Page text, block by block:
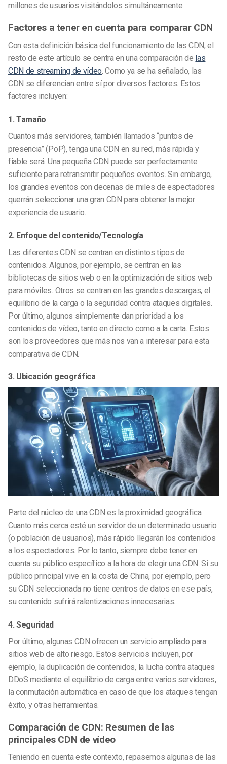
millones de usuarios visitándolos simultáneamente.
Factores a tener en cuenta para comparar CDN
Con esta definición básica del funcionamiento de las CDN, el
resto de este artículo se centra en una comparación de las
CDN de streaming de vídeo. Como ya se ha señalado, las
CDN se diferencian entre sí por diversos factores. Estos
factores incluyen:
1. Tamaño
Cuantos más servidores, también llamados “puntos de
presencia” (PoP), tenga una CDN en su red, más rápida y
fiable será. Una pequeña CDN puede ser perfectamente
suficiente para retransmitir pequeños eventos. Sin embargo,
los grandes eventos con decenas de miles de espectadores
querrán seleccionar una gran CDN para obtener la mejor
experiencia de usuario.
2. Enfoque del contenido/Tecnología
Las diferentes CDN se centran en distintos tipos de
contenidos. Algunos, por ejemplo, se centran en las
bibliotecas de sitios web o en la optimización de sitios web
para móviles. Otros se centran en las grandes descargas, el
equilibrio de la carga o la seguridad contra ataques digitales.
Por último, algunos simplemente dan prioridad a los
contenidos de vídeo, tanto en directo como a la carta. Estos
son los proveedores que más nos van a interesar para esta
comparativa de CDN.
3. Ubicación geográfica
Parte del núcleo de una CDN es la proximidad geográfica.
Cuanto más cerca esté un servidor de un determinado usuario
(o población de usuarios), más rápido llegarán los contenidos
a los espectadores. Por lo tanto, siempre debe tener en
cuenta su público específico a la hora de elegir una CDN. Si su
público principal vive en la costa de China, por ejemplo, pero
su CDN seleccionada no tiene centros de datos en ese país,
su contenido sufrirá ralentizaciones innecesarias.
4. Seguridad
Por último, algunas CDN ofrecen un servicio ampliado para
sitios web de alto riesgo. Estos servicios incluyen, por
ejemplo, la duplicación de contenidos, la lucha contra ataques
DDoS mediante el equilibrio de carga entre varios servidores,
la conmutación automática en caso de que los ataques tengan
éxito, y otras herramientas.
Comparación de CDN: Resumen de las
principales CDN de vídeo
Teniendo en cuenta este contexto, repasemos algunas de las